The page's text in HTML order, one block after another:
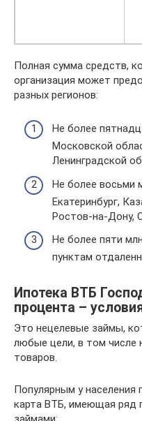
Полная сумма средств,
организация может
разных регионов:
Не более
Московской
Ленинградской
Не более восьми
Екатеринбург,
Ростов-на-Дону,
Не более пяти
пунктам
Ипотека ВТБ
процента –
Это нецелевые займы,
любые цели, в том числе
товаров.
Популярным у населения
карта ВТБ, имеющая ряд